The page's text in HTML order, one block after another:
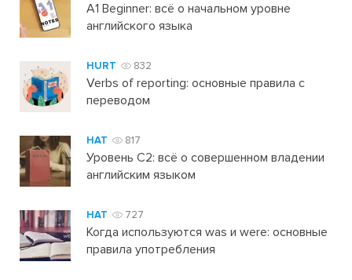
A1 Beginner: всё о начальном уровне
английского языка
HURT 832
Verbs of reporting: основные правила с
переводом
HAT 817
Уровень C2: всё о совершенном владении
английским языком
HAT 727
Когда используются was и were: основные
правила употребления